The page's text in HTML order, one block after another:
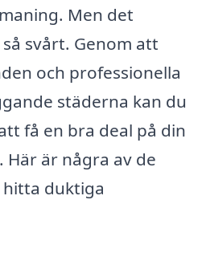
Men det
svårt. Genom att
och professionella
städerna kan du
få en bra deal på din
är några av de
duktiga